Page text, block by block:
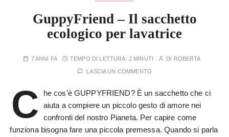
GuppyFriend – Il sacchetto
ecologico per lavatrice
7 ANNI FA TEMPO DI LETTURA: 2 MINUTI DI ROBERTA
LASCIA UN COMMENTO
C
he cos’è GUPPYFRIEND? È un sacchetto che ci
aiuta a compiere un piccolo gesto di amore nei
confronti del nostro Pianeta. Per capire come
funziona bisogna fare una piccola premessa. Quando si parla